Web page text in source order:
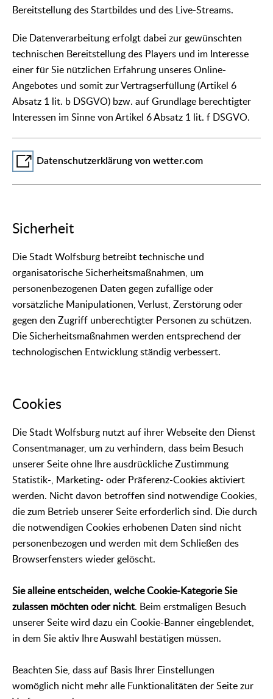
Bereitstellung des Startbildes und des Live-Streams.
Die Datenverarbeitung erfolgt dabei zur gewünschten
technischen Bereitstellung des Players und im Interesse
einer für Sie nützlichen Erfahrung unseres Online-
Angebotes und somit zur Vertragserfüllung (Artikel 6
Absatz 1 lit. b DSGVO) bzw. auf Grundlage berechtigter
Interessen im Sinne von Artikel 6 Absatz 1 lit. f DSGVO.
Datenschutzerklärung von wetter.com
Sicherheit
Die Stadt Wolfsburg betreibt technische und
organisatorische Sicherheitsmaßnahmen, um
personenbezogenen Daten gegen zufällige oder
vorsätzliche Manipulationen, Verlust, Zerstörung oder
gegen den Zugriff unberechtigter Personen zu schützen.
Die Sicherheitsmaßnahmen werden entsprechend der
technologischen Entwicklung ständig verbessert.
Cookies
Die Stadt Wolfsburg nutzt auf ihrer Webseite den Dienst
Consentmanager, um zu verhindern, dass beim Besuch
unserer Seite ohne Ihre ausdrückliche Zustimmung
Statistik-, Marketing- oder Präferenz-Cookies aktiviert
werden. Nicht davon betroffen sind notwendige Cookies,
die zum Betrieb unserer Seite erforderlich sind. Die durch
die notwendigen Cookies erhobenen Daten sind nicht
personenbezogen und werden mit dem Schließen des
Browserfensters wieder gelöscht.
Sie alleine entscheiden, welche Cookie-Kategorie Sie
zulassen möchten oder nicht. Beim erstmaligen Besuch
unserer Seite wird dazu ein Cookie-Banner eingeblendet,
in dem Sie aktiv Ihre Auswahl bestätigen müssen.
Beachten Sie, dass auf Basis Ihrer Einstellungen
womöglich nicht mehr alle Funktionalitäten der Seite zur